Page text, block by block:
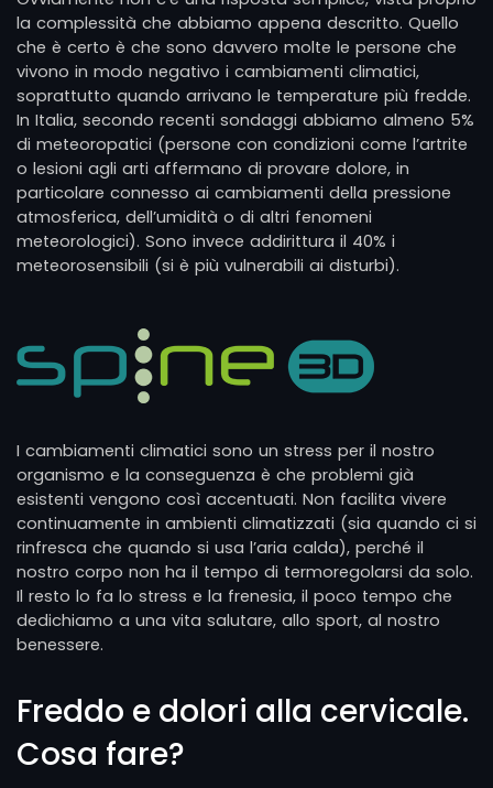
la complessità che abbiamo appena descritto. Quello
che è certo è che sono davvero molte le persone che
vivono in modo negativo i cambiamenti climatici,
soprattutto quando arrivano le temperature più fredde.
In Italia, secondo recenti sondaggi abbiamo almeno 5%
di meteoropatici (persone con condizioni come l’artrite
o lesioni agli arti affermano di provare dolore, in
particolare connesso ai cambiamenti della pressione
atmosferica, dell’umidità o di altri fenomeni
meteorologici). Sono invece addirittura il 40% i
meteorosensibili (si è più vulnerabili ai disturbi).
I cambiamenti climatici sono un stress per il nostro
organismo e la conseguenza è che problemi già
esistenti vengono così accentuati. Non facilita vivere
continuamente in ambienti climatizzati (sia quando ci si
rinfresca che quando si usa l’aria calda), perché il
nostro corpo non ha il tempo di termoregolarsi da solo.
Il resto lo fa lo stress e la frenesia, il poco tempo che
dedichiamo a una vita salutare, allo sport, al nostro
benessere.
Freddo e dolori alla cervicale.
Cosa fare?